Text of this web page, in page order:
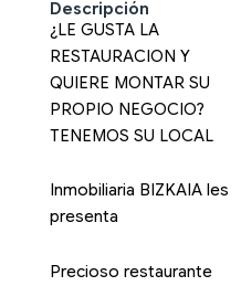
Descripción
¿LE GUSTA LA
RESTAURACION Y
QUIERE MONTAR SU
PROPIO NEGOCIO?
TENEMOS SU LOCAL
Inmobiliaria BIZKAIA les
presenta
Precioso restaurante